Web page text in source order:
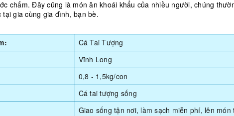
chấm. Đây cũng là món ăn khoái khẩu của nhiều người, chúng
tại gia cùng gia đình, bạn bè.
Cá Tai Tượng
Vĩnh Long
0,8 - 1,5kg/con
Cá tai tượng sống
Giao sống tận nơi, làm sạch miễn phí, lên món